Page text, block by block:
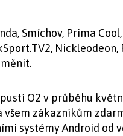
Smíchov, Prima
O2 v průběhu
všem zákazníkům
systémy Android od